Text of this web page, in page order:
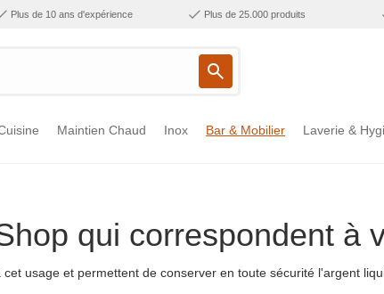
Plus de 10 ans d'expérience Plus de 25.000 produits
Maintien Chaud Inox Bar & Mobilier Laverie &
qui correspondent à
usage et permettent de conserver en toute sécurité l'argent